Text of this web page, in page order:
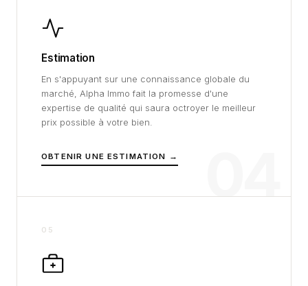
Estimation
En s'appuyant sur une connaissance globale du
marché, Alpha Immo fait la promesse d'une
expertise de qualité qui saura octroyer le meilleur
prix possible à votre bien.
OBTENIR UNE ESTIMATION →
05